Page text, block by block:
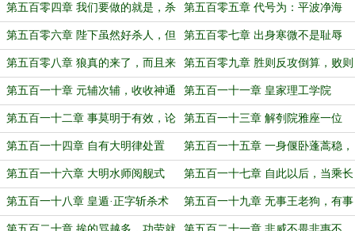
不尽的魏塘纱 么特使！
第五百零四章 我们要做的就是，杀
光海寇
第五百零五章 代号为：平波净海
第五百零六章 陛下虽然好杀人，但
的确是仁君！
第五百零七章 出身寒微不是耻辱
第五百零八章 狼真的来了，而且来
势汹汹
第五百零九章 胜则反攻倒算，败则
怀恨在心
第五百一十章 元辅次辅，收收神通
吧！
第五百一十一章 皇家理工学院
第五百一十二章 事莫明于有效，论
莫定于有证
第五百一十三章 解刳院雅座一位
第五百一十四章 自有大明律处置
他！
第五百一十五章 一身偃卧蓬蒿稳，
四海苍生恐未安
第五百一十六章 大明水师阅舰式 第五百一十七章 自此以后，当乘长
风破万里浪！
第五百一十八章 皇遁·正字斩杀术 第五百一十九章 无事王老狗，有事
王次辅